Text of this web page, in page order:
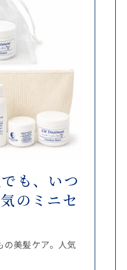
も、いつ
のミニセ
の美髪ケア。人気